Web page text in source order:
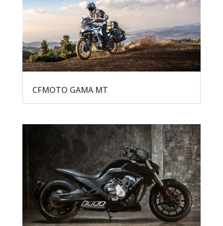
CFMOTO GAMA MT